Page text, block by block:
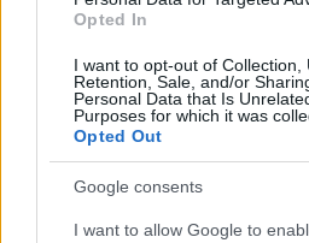
Opted In
I want to opt-out of Collection,
Retention, Sale, and/or
Personal Data that Is
Purposes for which it was
Opted Out
Google consents
I want to allow Google to